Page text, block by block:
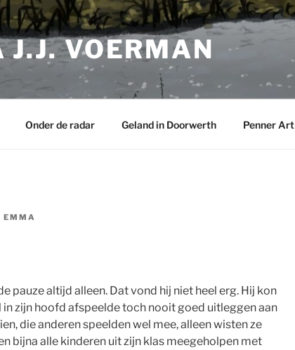
J.J. VOERMAN
Onder de radar Geland in Doorwerth Penner Art
EMMA
pauze altijd alleen. Dat vond hij niet heel erg. Hij kon
in zijn hoofd afspeelde toch nooit goed uitleggen aan
die anderen speelden wel mee, alleen wisten ze
bijna alle kinderen uit zijn klas meegeholpen met